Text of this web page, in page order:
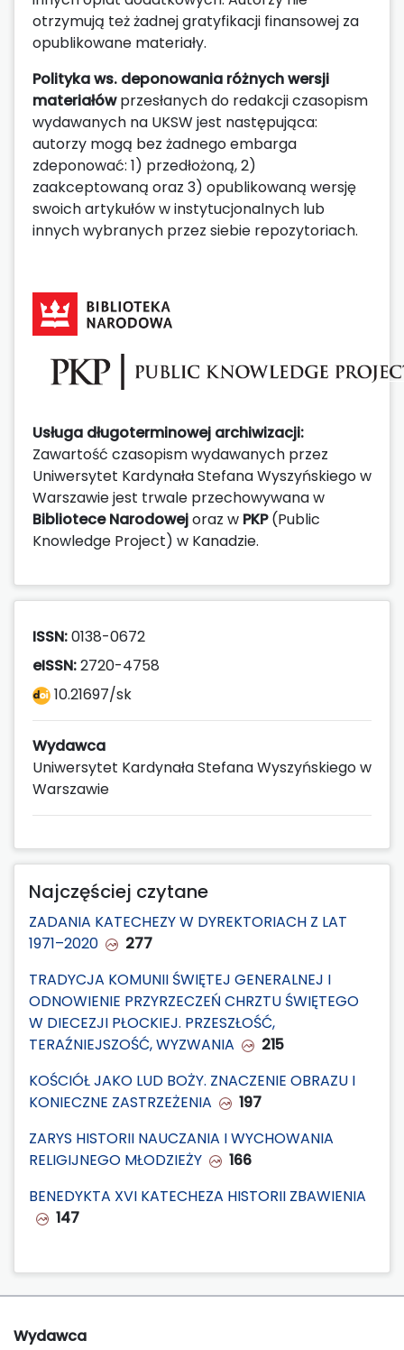
otrzymują też żadnej gratyfikacji finansowej za
opublikowane materiały.
Polityka ws. deponowania różnych wersji
materiałówprzesłanych do redakcji czasopism
wydawanych na UKSW jest następująca:
autorzy mogą bez żadnego embarga
zdeponować: 1) przedłożoną, 2)
zaakceptowaną oraz 3) opublikowaną wersję
swoich artykułów w instytucjonalnych lub
innych wybranych przez siebie repozytoriach.
Usługa długoterminowej archiwizacji:
Zawartość czasopism wydawanych przez
Uniwersytet Kardynała Stefana Wyszyńskiego w
Warszawie jest trwale przechowywana w
Bibliotece Narodowejoraz w PKP(Public
Knowledge Project) w Kanadzie.
ISSN:0138-0672
eISSN:2720-4758
10.21697/sk
Wydawca
Uniwersytet Kardynała Stefana Wyszyńskiego w
Warszawie
Najczęściej czytane
ZADANIA KATECHEZY W DYREKTORIACH Z LAT
1971–2020
277
TRADYCJA KOMUNII ŚWIĘTEJ GENERALNEJ I
ODNOWIENIE PRZYRZECZEŃ CHRZTU ŚWIĘTEGO
W DIECEZJI PŁOCKIEJ. PRZESZŁOŚĆ,
TERAŹNIEJSZOŚĆ, WYZWANIA
215
KOŚCIÓŁ JAKO LUD BOŻY. ZNACZENIE OBRAZU I
KONIECZNE ZASTRZEŻENIA
197
ZARYS HISTORII NAUCZANIA I WYCHOWANIA
RELIGIJNEGO MŁODZIEŻY
166
BENEDYKTA XVI KATECHEZA HISTORII ZBAWIENIA
147
Wydawca